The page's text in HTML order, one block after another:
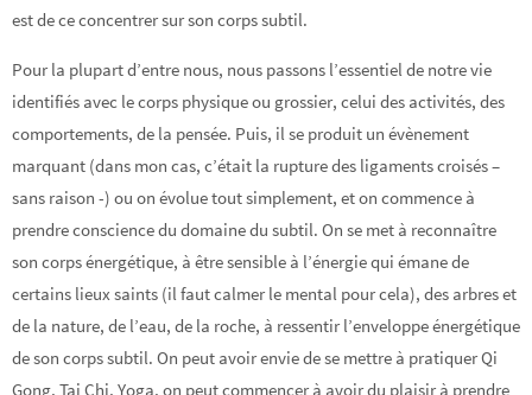
est de ce concentrer sur son corps subtil.
Pour la plupart d’entre nous, nous passons l’essentiel de notre vie
identifiés avec le corps physique ou grossier, celui des activités, des
comportements, de la pensée. Puis, il se produit un évènement
marquant (dans mon cas, c’était la rupture des ligaments croisés –
sans raison -) ou on évolue tout simplement, et on commence à
prendre conscience du domaine du subtil. On se met à reconnaître
son corps énergétique, à être sensible à l’énergie qui émane de
certains lieux saints (il faut calmer le mental pour cela), des arbres et
de la nature, de l’eau, de la roche, à ressentir l’enveloppe énergétique
de son corps subtil. On peut avoir envie de se mettre à pratiquer Qi
Gong, Tai Chi, Yoga, on peut commencer à avoir du plaisir à prendre